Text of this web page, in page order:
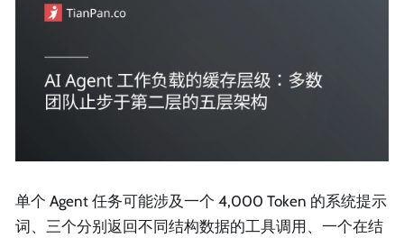
单个 Agent 任务可能涉及一个 4,000 Token 的系统提示
词、三个分别返回不同结构数据的工具调用、一个在结